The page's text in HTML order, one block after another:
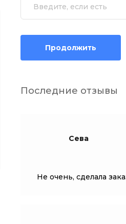
Продолжить
Последние отзывы
Сева
Не очень, сделала